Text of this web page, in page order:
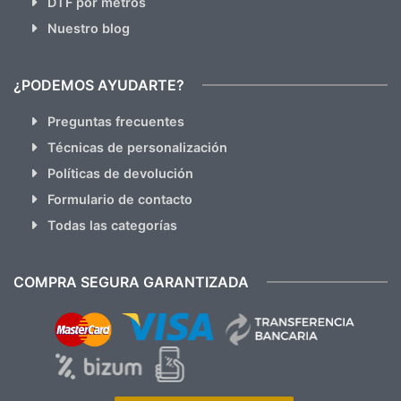
Nuestro blog
¿PODEMOS AYUDARTE?
Preguntas frecuentes
Técnicas de personalización
Políticas de devolución
Formulario de contacto
Todas las categorías
COMPRA SEGURA GARANTIZADA